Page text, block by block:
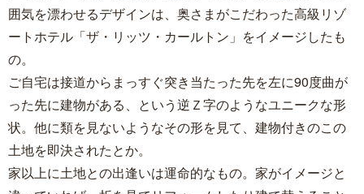
囲気を漂わせるデザインは、奥さまがこだわった高級リゾ
ートホテル「ザ・リッツ・カールトン」をイメージしたも
の。
ご自宅は接道からまっすぐ突き当たった先を左に90度曲が
った先に建物がある、という逆Ｚ字のようなユニークな形
状。他に類を見ないようなその形を見て、建物付きのこの
土地を即決されたとか。
家以上に土地との出逢いは運命的なもの。家がイメージと